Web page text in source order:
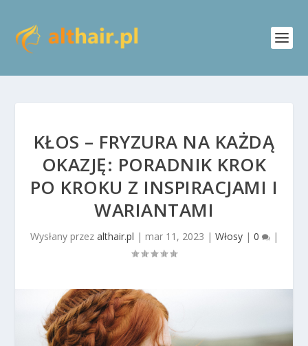
KŁOS – FRYZURA NA KAŻDĄ
OKAZJĘ: PORADNIK KROK
PO KROKU Z INSPIRACJAMI I
WARIANTAMI
Wysłany przez althair.pl | mar 11, 2023 | Włosy| 0 |